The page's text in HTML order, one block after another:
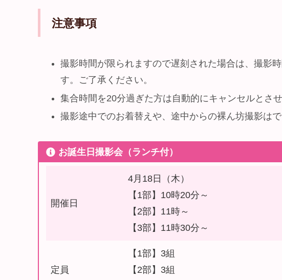
注意事項
撮影時間が限られますので遅刻された場合は、撮影
す。ご了承ください。
集合時間を20分過ぎた方は自動的にキャンセルとさせ
撮影途中でのお着替えや、途中からの裸ん坊撮影はで
お誕生日撮影会（ランチ付）
開催日
4月18日（木）
【1部】10時20分～
【2部】11時～
【3部】11時30分～
定員
【1部】3組
【2部】3組